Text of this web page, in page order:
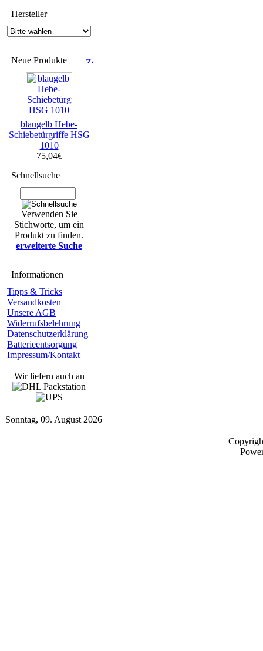
Hersteller
Neue Produkte
blaugelb Hebe-
Schiebetürgriffe HSG
1010
75,04€
Schnellsuche
Verwenden Sie
Stichworte, um ein
Produkt zu finden.
erweiterte Suche
Informationen
Tipps & Tricks
Versandkosten
Unsere AGB
Widerrufsbelehrung
Datenschutzerklärung
Batterieentsorgung
Impressum/Kontakt
Wir liefern auch an
Sonntag, 09. August 2026